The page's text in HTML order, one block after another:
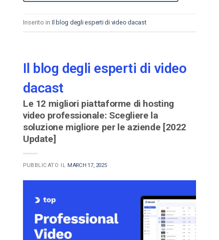
Inserito in Il blog degli esperti di video dacast
Il blog degli esperti di video
dacast
Le 12 migliori piattaforme di hosting
video professionale: Scegliere la
soluzione migliore per le aziende [2022
Update]
PUBBLICATO IL MARCH 17, 2025